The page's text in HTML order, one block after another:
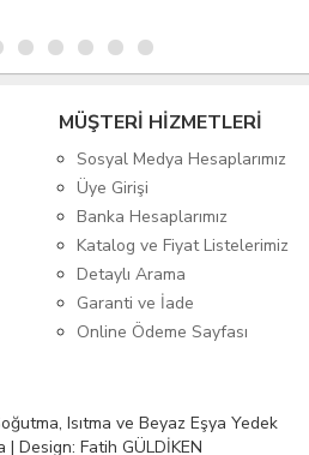
MÜŞTERİ HİZMETLERİ
Sosyal Medya Hesaplarımız
Üye Girişi
Banka Hesaplarımız
Katalog ve Fiyat Listelerimiz
Detaylı Arama
Garanti ve İade
Online Ödeme Sayfası
Isıtma ve Beyaz Eşya Yedek
| Design: Fatih GÜLDİKEN